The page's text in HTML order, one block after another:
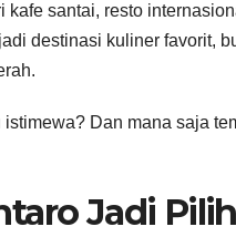
santai, resto
destinasi kuliner favorit,
istimewa? Dan mana saja
Jadi